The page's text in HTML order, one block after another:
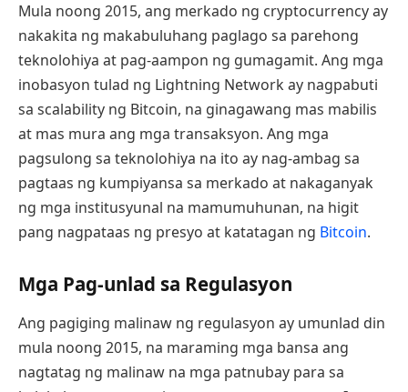
Mula noong 2015, ang merkado ng cryptocurrency ay
nakakita ng makabuluhang paglago sa parehong
teknolohiya at pag-aampon ng gumagamit. Ang mga
inobasyon tulad ng Lightning Network ay nagpabuti
sa scalability ng Bitcoin, na ginagawang mas mabilis
at mas mura ang mga transaksyon. Ang mga
pagsulong sa teknolohiya na ito ay nag-ambag sa
pagtaas ng kumpiyansa sa merkado at nakaganyak
ng mga institusyunal na mamumuhunan, na higit
pang nagpataas ng presyo at katatagan ng Bitcoin.
Mga Pag-unlad sa Regulasyon
Ang pagiging malinaw ng regulasyon ay umunlad din
mula noong 2015, na maraming mga bansa ang
nagtatag ng malinaw na mga patnubay para sa